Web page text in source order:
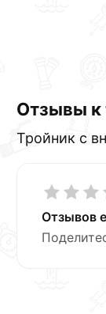
Отзывы к
Тройник с
Отзывов